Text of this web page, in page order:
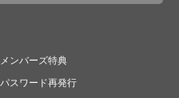
メンバーズ特典
パスワード再発行